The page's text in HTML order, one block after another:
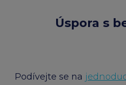
Úspora s
Podívejte se na